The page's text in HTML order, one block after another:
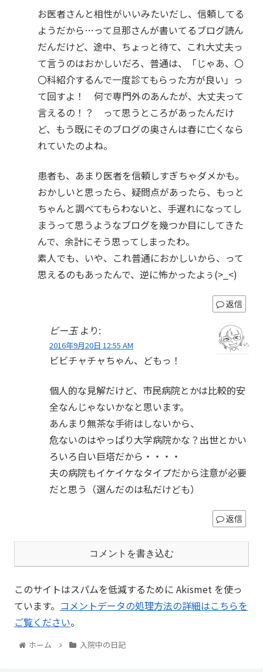
お医者さんと相性がいいみたいだし、信頼してる
ようだから…って旦那さんが書いてるブログ読ん
だんだけど、途中、ちょっと待て、これ大丈夫っ
て言うのはおかしいだろ、普通は、「じゃあ、〇
〇科紹介するんで一度診てもらった方が良い」っ
て回すよ！ 何で専門外のあんたが、大丈夫って
言えるの！？ って思うところがあったんだけ
ど、もう既にそのブログの奥さんは春に亡くなら
れていたのよね。
患者も、あまり医者を信頼しすぎちゃダメかも。
おかしいと思ったら、疑問点があったら、もっと
ちゃんと調べてもらわないと、手遅れになってし
まうって思うようなブログを幾つか目にしてきた
んで、余計にそう思ってしまったわ。
素人でも、いや、これ普通におかしいから、って
思えるのもあったんで、逆に怖かったよぅ(>_<)
返信
ビー玉 より:
2016年9月20日 12:55 AM
ビビチャチャちゃん、どもっ！
個人的な見解だけど、市民病院とかは比較的安
全なんじゃないかなと思います。
あんまり無茶な手術はしないから、
危ないのはやっぱり大学病院かな？出世とかい
ろいろ白い巨塔だから・・・・
夫の病院もイケイケなタイプだから注意が必要
だと思う（選んだのは私だけども）
返信
コメントを書き込む
このサイトはスパムを低減するために Akismet を使っ
ています。 コメントデータの処理方法の詳細はこちらを
ご覧ください。
ホーム 入院中の日記